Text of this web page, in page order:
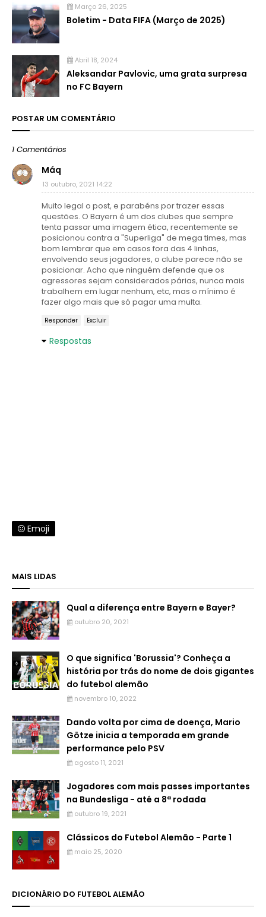
Março 26, 2025
Boletim - Data FIFA (Março de 2025)
Abril 18, 2024
Aleksandar Pavlovic, uma grata surpresa
no FC Bayern
POSTAR UM COMENTÁRIO
1 Comentários
Máq
13 outubro, 2021 14:22
Muito legal o post, e parabéns por trazer essas
questões. O Bayern é um dos clubes que sempre
tenta passar uma imagem ética, recentemente se
posicionou contra a "Superliga" de mega times, mas
bom lembrar que em casos fora das 4 linhas,
envolvendo seus jogadores, o clube parece não se
posicionar. Acho que ninguém defende que os
agressores sejam considerados párias, nunca mais
trabalhem em lugar nenhum, etc, mas o mínimo é
fazer algo mais que só pagar uma multa.
Responder Excluir
Respostas
Emoji
MAIS LIDAS
Qual a diferença entre Bayern e Bayer?
outubro 20, 2021
O que significa 'Borussia'? Conheça a
história por trás do nome de dois gigantes
do futebol alemão
novembro 10, 2022
Dando volta por cima de doença, Mario
Götze inicia a temporada em grande
performance pelo PSV
agosto 11, 2021
Jogadores com mais passes importantes
na Bundesliga - até a 8ª rodada
outubro 19, 2021
Clássicos do Futebol Alemão - Parte 1
maio 25, 2020
DICIONÁRIO DO FUTEBOL ALEMÃO